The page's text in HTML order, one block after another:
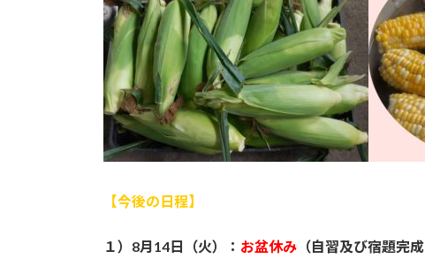
【今後の日程】
１）8月14日（火）： お盆休み （自習及び宿題完